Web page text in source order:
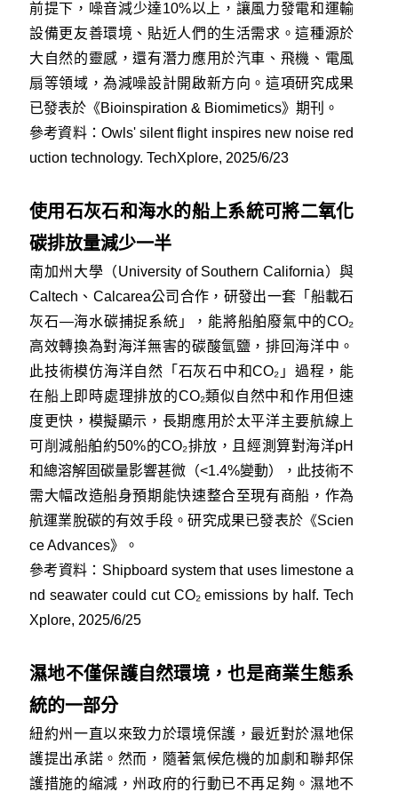
前提下，噪音減少達10%以上，讓風力發電和運輸
設備更友善環境、貼近人們的生活需求。這種源於
大自然的靈感，還有潛力應用於汽車、飛機、電風
扇等領域，為減噪設計開啟新方向。這項研究成果
已發表於《Bioinspiration & Biomimetics》期刊。
參考資料： Owls' silent flight inspires new noise red
uction technology. TechXplore, 2025/6/23
使用石灰石和海水的船上系統可將二氧化
碳排放量減少一半
南加州大學（University of Southern California）與
Caltech、Calcarea公司合作，研發出一套「船載石
灰石—海水碳捕捉系統」，能將船舶廢氣中的CO₂
高效轉換為對海洋無害的碳酸氫鹽，排回海洋中。
此技術模仿海洋自然「石灰石中和CO₂」過程，能
在船上即時處理排放的CO₂類似自然中和作用但速
度更快，模擬顯示，長期應用於太平洋主要航線上
可削減船舶約50%的CO₂排放，且經測算對海洋pH
和總溶解固碳量影響甚微（<1.4%變動），此技術不
需大幅改造船身預期能快速整合至現有商船，作為
航運業脫碳的有效手段。研究成果已發表於《Scien
ce Advances》。
參考資料： Shipboard system that uses limestone a
nd seawater could cut CO₂ emissions by half. Tech
Xplore, 2025/6/25
濕地不僅保護自然環境，也是商業生態系
統的一部分
紐約州一直以來致力於環境保護，最近對於濕地保
護提出承諾。然而，隨著氣候危機的加劇和聯邦保
護措施的縮減，州政府的行動已不再足夠。濕地不